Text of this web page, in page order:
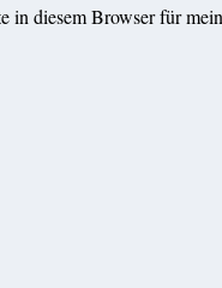
in diesem Browser für